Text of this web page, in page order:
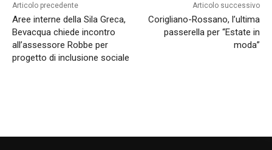
Articolo precedente
Aree interne della Sila Greca,
Bevacqua chiede incontro
all’assessore Robbe per
progetto di inclusione sociale
Articolo successivo
Corigliano-Rossano, l’ultima
passerella per “Estate in
moda”